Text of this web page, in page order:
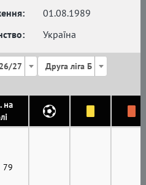
01.08.1989
Україна
27 Друга ліга Б
на
79